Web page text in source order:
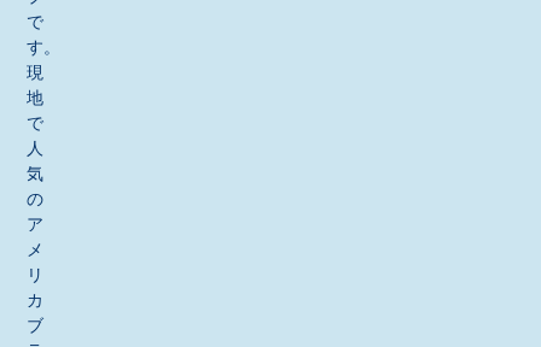
で
す。
現
地
で
人
気
の
ア
メ
リ
カ
ブ